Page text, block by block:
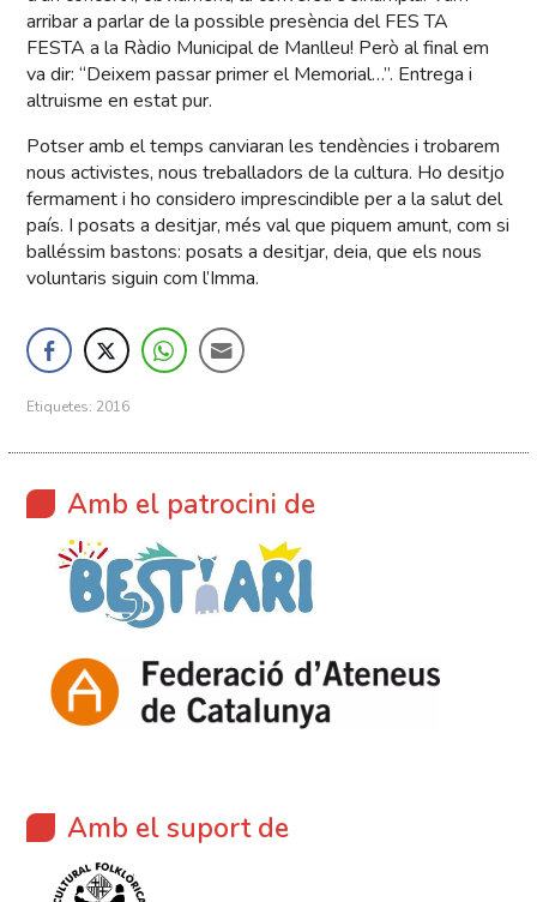
arribar a parlar de la possible presència del FES TA
FESTA a la Ràdio Municipal de Manlleu! Però al final em
va dir: “Deixem passar primer el Memorial…”. Entrega i
altruisme en estat pur.
Potser amb el temps canviaran les tendències i trobarem
nous activistes, nous treballadors de la cultura. Ho desitjo
fermament i ho considero imprescindible per a la salut del
país. I posats a desitjar, més val que piquem amunt, com si
balléssim bastons: posats a desitjar, deia, que els nous
voluntaris siguin com l’Imma.
Etiquetes: 2016
Amb el patrocini de
Amb el suport de